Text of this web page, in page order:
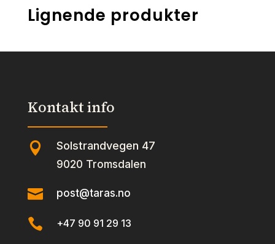
Lignende produkter
Kontakt info
 Solstrandvegen 47
9020 Tromsdalen
 post@taras.no
 +47 90 91 29 13